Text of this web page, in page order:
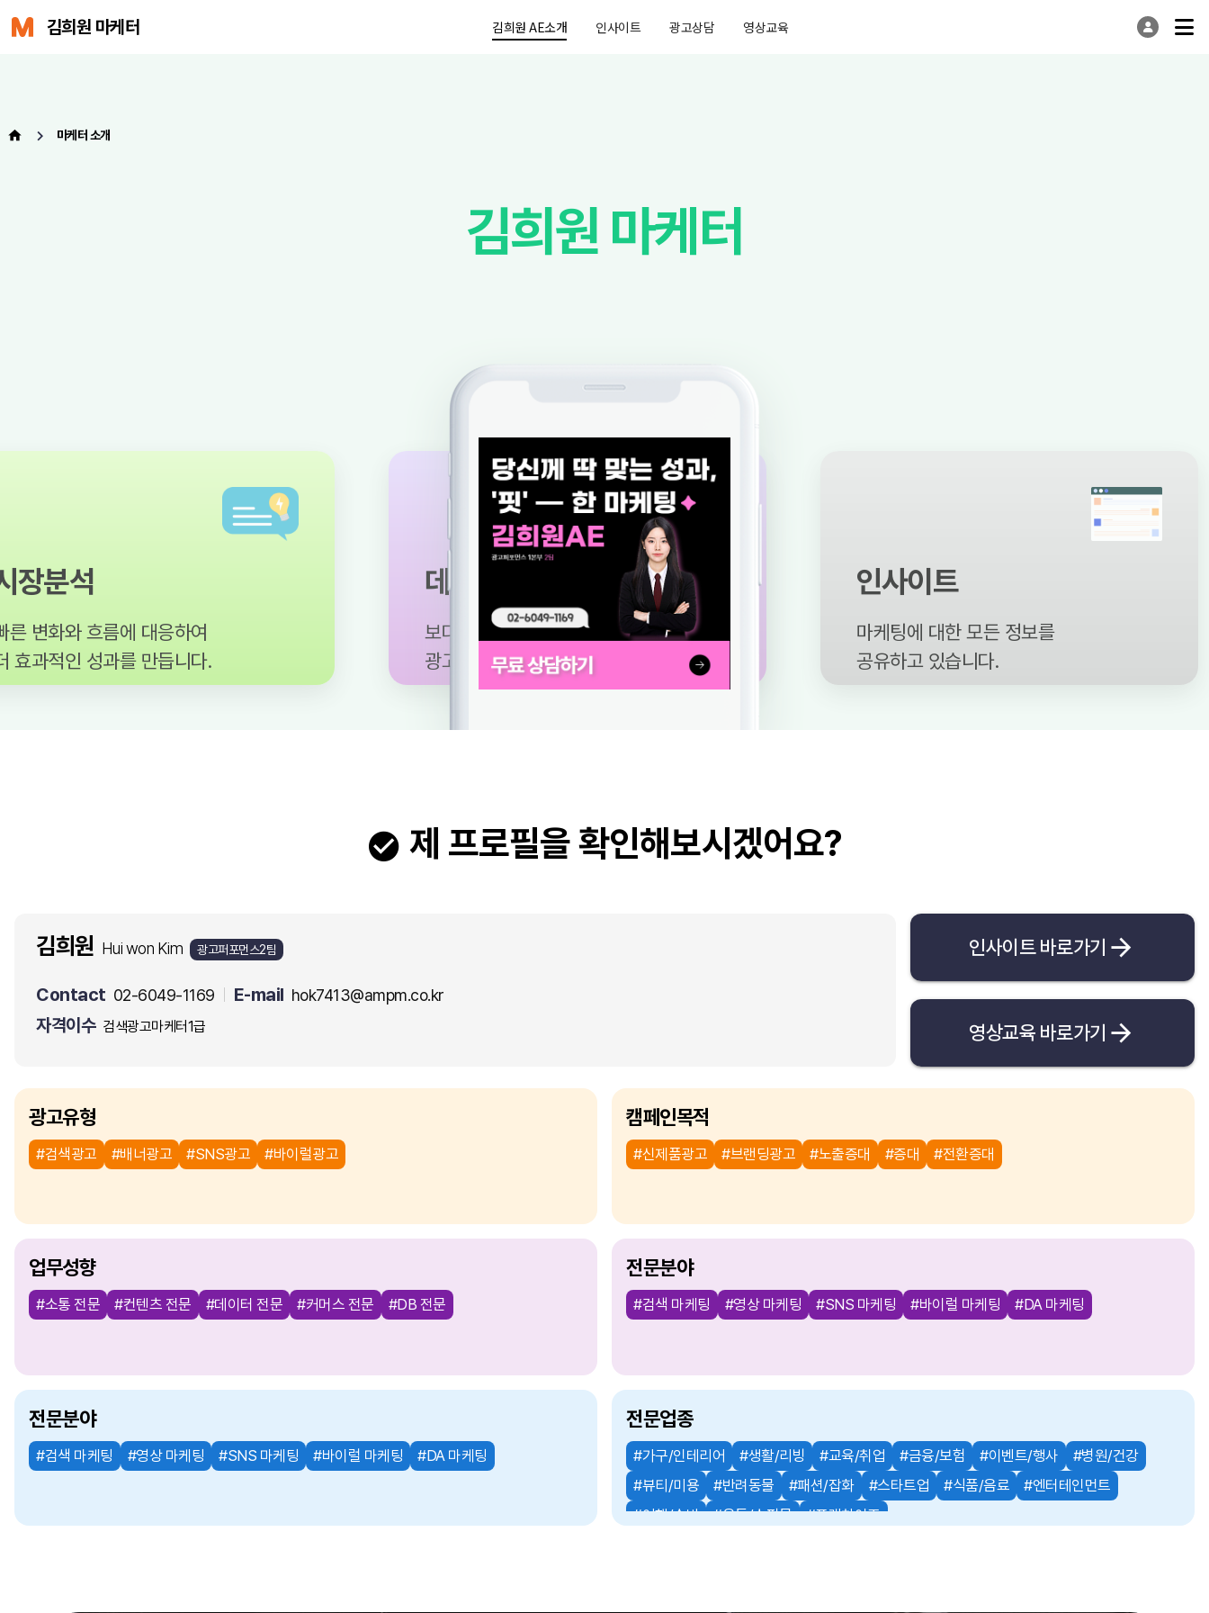
김희원 마케터 김희원 AE소개 인사이트 광고상담 영상교육
마케터 소개
김희원 마케터
흐름에 대응하여
성과를 만듭니다.
데이터분석
보다 빠른 분석으로
광고 운영에 활용 가능합니다.
인사이트
마케팅에 대한 모든 정보를
공유하고 있습니다.
제 프로필을 확인해보시겠어요?
김희원 Hui won Kim 광고퍼포먼스2팀
Contact 02-6049-1169 E-mail hok7413@ampm.co.kr
자격이수 검색광고마케터1급
인사이트 바로가기
영상교육 바로가기
광고유형
#검색광고 #배너광고 #SNS광고 #바이럴광고
캠페인목적
#신제품광고 #브랜딩광고 #노출증대 #증대 #전환증대
업무성향
#소통 전문 #컨텐츠 전문 #데이터 전문 #커머스 전문 #DB 전문
전문분야
#검색 마케팅 #영상 마케팅 #SNS 마케팅 #바이럴 마케팅 #DA 마케팅
전문분야
#검색 마케팅 #영상 마케팅 #SNS 마케팅 #바이럴 마케팅 #DA 마케팅
전문업종
#가구/인테리어 #생활/리빙 #교육/취업 #금융/보험 #이벤트/행사
#병원/건강
#뷰티/미용
#반려동물 #패션/잡화 #스타트업 #식품/음료
#엔터테인먼트
#여행/숙박
#유통/쇼핑몰 #프랜차이즈